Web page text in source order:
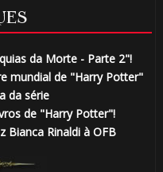
da Morte - Parte 2"!
mundial de "Harry Potter"
da série
de "Harry Potter"!
Rinaldi à OFB